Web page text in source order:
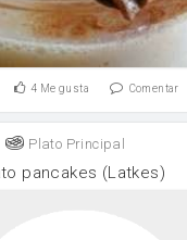
4 Me gusta Comentar
Plato Principal
pancakes (Latkes)